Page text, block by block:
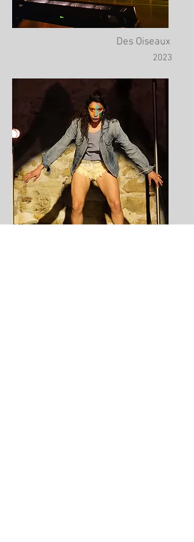
Des Oiseaux
2023